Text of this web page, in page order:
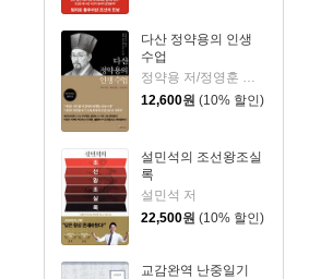
다산 정약용의 인생
수업
정약용 저/정영훈 기획/김창준 역
12,600원 (10% 할인)
설민석의 조선왕조실
록
설민석 저
22,500원 (10% 할인)
교감완역 난중일기